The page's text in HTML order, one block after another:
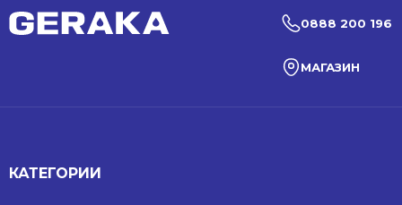
0888 200 196
МАГАЗИН
КАТЕГОРИИ